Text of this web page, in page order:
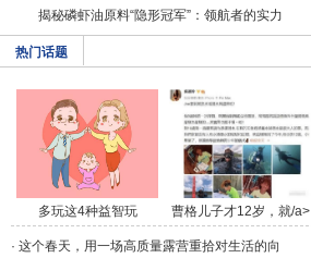
揭秘磷虾油原料“隐形冠军”：领航者的实力
热门话题
多玩这4种益智玩
具，/a>
曹格儿子才12岁，就/a>
· 这个春天，用一场高质量露营重拾对生活的向